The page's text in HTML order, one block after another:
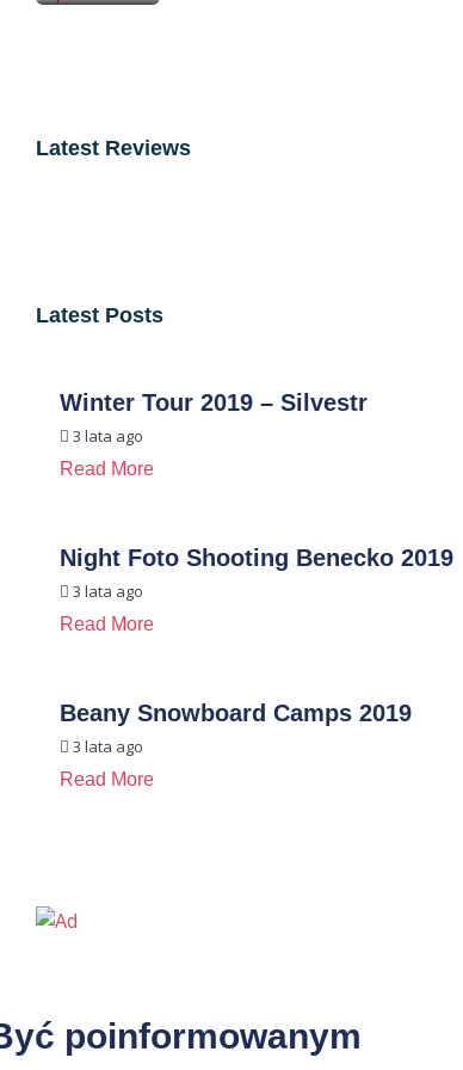
Latest Reviews
Latest Posts
Winter Tour 2019 – Silvestr
3 lata ago
Read More
Night Foto Shooting Benecko 2019
3 lata ago
Read More
Beany Snowboard Camps 2019
3 lata ago
Read More
poinformowanym